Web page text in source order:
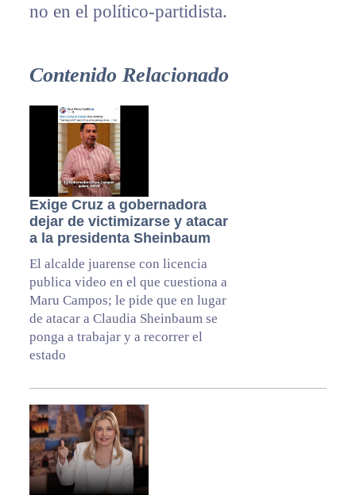
no en el político-partidista.
Contenido Relacionado
Exige Cruz a gobernadora
dejar de victimizarse y atacar
a la presidenta Sheinbaum
El alcalde juarense con licencia
publica video en el que cuestiona a
Maru Campos; le pide que en lugar
de atacar a Claudia Sheinbaum se
ponga a trabajar y a recorrer el
estado